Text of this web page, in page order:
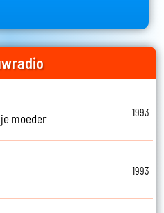
moeder
1993
1993